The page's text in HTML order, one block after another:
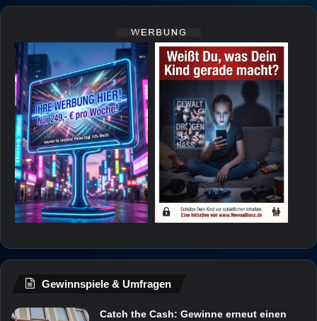
Gewinnspiele & Umfragen
Catch the Cash: Gewinne erneut einen